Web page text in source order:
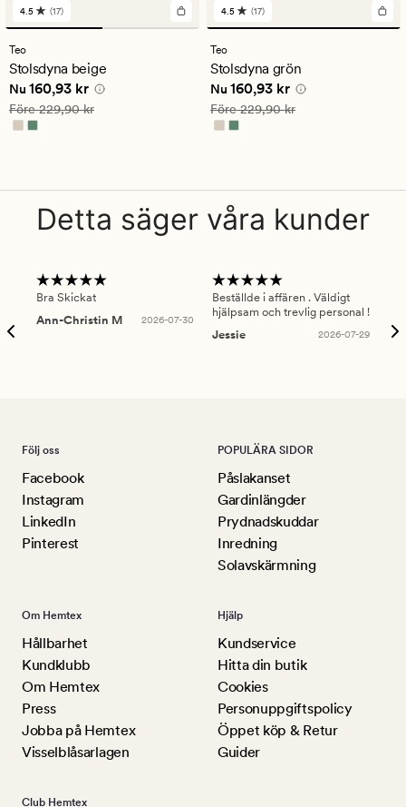
17
omdömen
med
ett
genomsnittligt
betyg
på
4.5
4.5 (17)
Teo
Stolsdyna beige
Nuvarande pris
Nu 160,93 kr
Ordinarie pris 229,90 kr
Före229,90 kr
17
omdömen
med
ett
genomsnittligt
betyg
på
4.5
4.5 (17)
Teo
Stolsdyna grön
Nuvarande pris
Nu 160,93 kr
Ordinarie pris 229,90 kr
Före229,90 kr
Detta säger våra kunder
Bra Skickat
Ann-Christin M
2026-07-30
Beställde i affären . Väldigt
hjälpsam och trevlig personal !
Jessie
2026-07-29
Följ oss
Facebook
Instagram
LinkedIn
Pinterest
POPULÄRA SIDOR
Påslakanset
Gardinlängder
Prydnadskuddar
Inredning
Solavskärmning
Om Hemtex
Hållbarhet
Kundklubb
Om Hemtex
Press
Jobba på Hemtex
Visselblåsarlagen
Hjälp
Kundservice
Hitta din butik
Cookies
Personuppgiftspolicy
Öppet köp & Retur
Guider
Club Hemtex